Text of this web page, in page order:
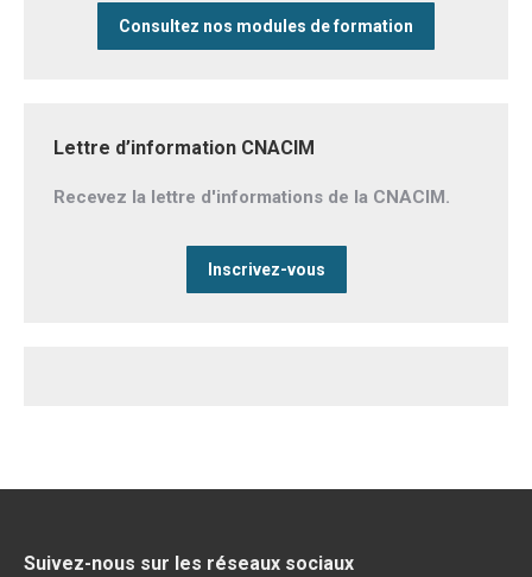
Consultez nos modules de formation
Lettre d’information CNACIM
Recevez la lettre d'informations de la CNACIM.
Inscrivez-vous
Suivez-nous sur les réseaux sociaux